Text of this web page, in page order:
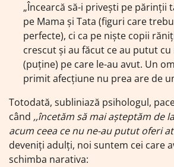
„Încearcă să-i privești pe părinții
pe Mama și Tata (figuri care
perfecte), ci ca pe niște copii
crescut și au făcut ce au putut
(puține) pe care le-au avut. Un
primit afecțiune nu prea are de
Totodată, subliniază psihologul,
când ,,încetăm să mai așteptăm de
acum ceea ce nu ne-au putut oferi
deveniți adulți, noi suntem cei care
schimba narativa: